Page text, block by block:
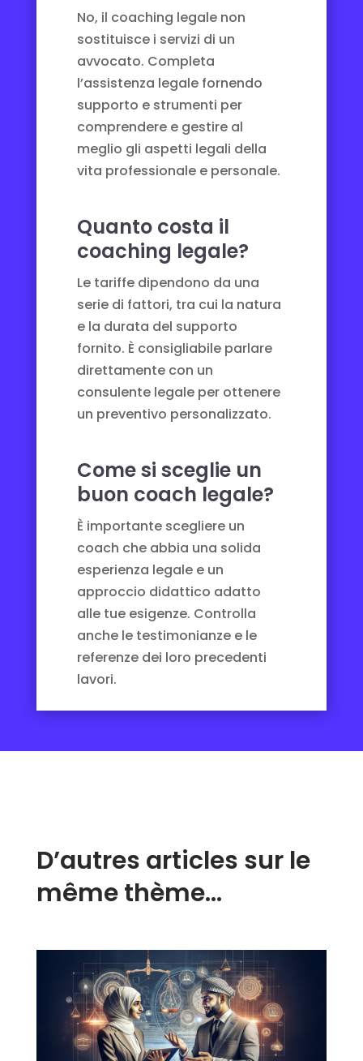
No, il coaching legale non
sostituisce i servizi di un
avvocato. Completa
l’assistenza legale fornendo
supporto e strumenti per
comprendere e gestire al
meglio gli aspetti legali della
vita professionale e personale.
Quanto costa il
coaching legale?
Le tariffe dipendono da una
serie di fattori, tra cui la natura
e la durata del supporto
fornito. È consigliabile parlare
direttamente con un
consulente legale per ottenere
un preventivo personalizzato.
Come si sceglie un
buon coach legale?
È importante scegliere un
coach che abbia una solida
esperienza legale e un
approccio didattico adatto
alle tue esigenze. Controlla
anche le testimonianze e le
referenze dei loro precedenti
lavori.
D’autres articles sur le
même thème…